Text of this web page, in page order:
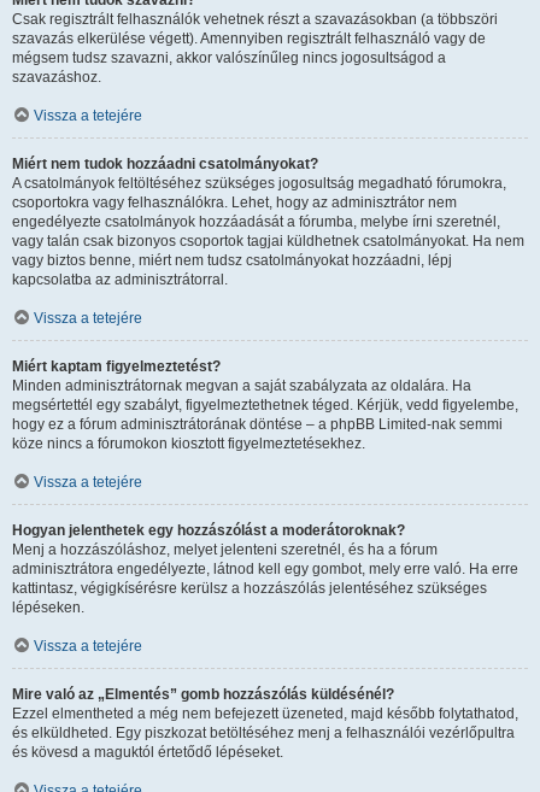
Csak regisztrált felhasználók vehetnek részt a szavazásokban (a többszöri
szavazás elkerülése végett). Amennyiben regisztrált felhasználó vagy de
mégsem tudsz szavazni, akkor valószínűleg nincs jogosultságod a
szavazáshoz.
Vissza a tetejére
Miért nem tudok hozzáadni csatolmányokat?
A csatolmányok feltöltéséhez szükséges jogosultság megadható fórumokra,
csoportokra vagy felhasználókra. Lehet, hogy az adminisztrátor nem
engedélyezte csatolmányok hozzáadását a fórumba, melybe írni szeretnél,
vagy talán csak bizonyos csoportok tagjai küldhetnek csatolmányokat. Ha nem
vagy biztos benne, miért nem tudsz csatolmányokat hozzáadni, lépj
kapcsolatba az adminisztrátorral.
Vissza a tetejére
Miért kaptam figyelmeztetést?
Minden adminisztrátornak megvan a saját szabályzata az oldalára. Ha
megsértettél egy szabályt, figyelmeztethetnek téged. Kérjük, vedd figyelembe,
hogy ez a fórum adminisztrátorának döntése – a phpBB Limited-nak semmi
köze nincs a fórumokon kiosztott figyelmeztetésekhez.
Vissza a tetejére
Hogyan jelenthetek egy hozzászólást a moderátoroknak?
Menj a hozzászóláshoz, melyet jelenteni szeretnél, és ha a fórum
adminisztrátora engedélyezte, látnod kell egy gombot, mely erre való. Ha erre
kattintasz, végigkísérésre kerülsz a hozzászólás jelentéséhez szükséges
lépéseken.
Vissza a tetejére
Mire való az „Elmentés” gomb hozzászólás küldésénél?
Ezzel elmentheted a még nem befejezett üzeneted, majd később folytathatod,
és elküldheted. Egy piszkozat betöltéséhez menj a felhasználói vezérlőpultra
és kövesd a maguktól értetődő lépéseket.